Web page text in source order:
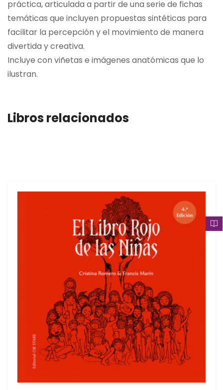
práctica, articulada a partir de una serie de fichas
temáticas que incluyen propuestas sintéticas para
facilitar la percepción y el movimiento de manera
divertida y creativa.
Incluye con viñetas e imágenes anatómicas que lo
ilustran.
Libros relacionados